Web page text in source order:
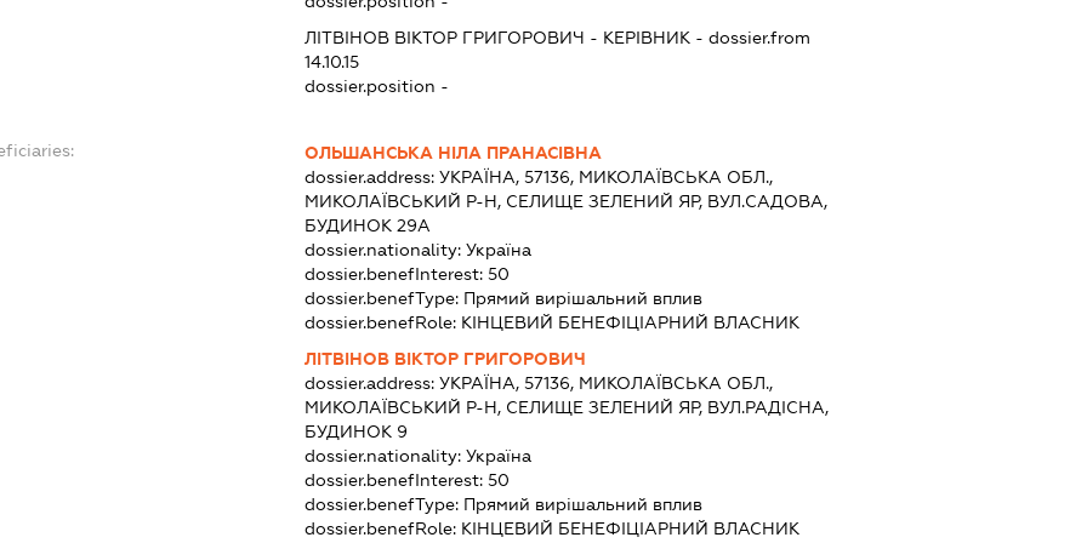
ЛІТВІНОВ ВІКТОР ГРИГОРОВИЧ - КЕРІВНИК - dossier.from
14.10.15
dossier.position -
ОЛЬШАНСЬКА НІЛА ПРАНАСІВНА
dossier.address:УКРАЇНА, 57136, МИКОЛАЇВСЬКА ОБЛ.,
МИКОЛАЇВСЬКИЙ Р-Н, СЕЛИЩЕ ЗЕЛЕНИЙ ЯР, ВУЛ.САДОВА,
БУДИНОК 29А
dossier.nationality:Україна
dossier.benefInterest:50
dossier.benefType: Прямий вирішальний вплив
dossier.benefRole: КІНЦЕВИЙ БЕНЕФІЦІАРНИЙ ВЛАСНИК
ЛІТВІНОВ ВІКТОР ГРИГОРОВИЧ
dossier.address:УКРАЇНА, 57136, МИКОЛАЇВСЬКА ОБЛ.,
МИКОЛАЇВСЬКИЙ Р-Н, СЕЛИЩЕ ЗЕЛЕНИЙ ЯР, ВУЛ.РАДІСНА,
БУДИНОК 9
dossier.nationality:Україна
dossier.benefInterest:50
dossier.benefType: Прямий вирішальний вплив
dossier.benefRole: КІНЦЕВИЙ БЕНЕФІЦІАРНИЙ ВЛАСНИК